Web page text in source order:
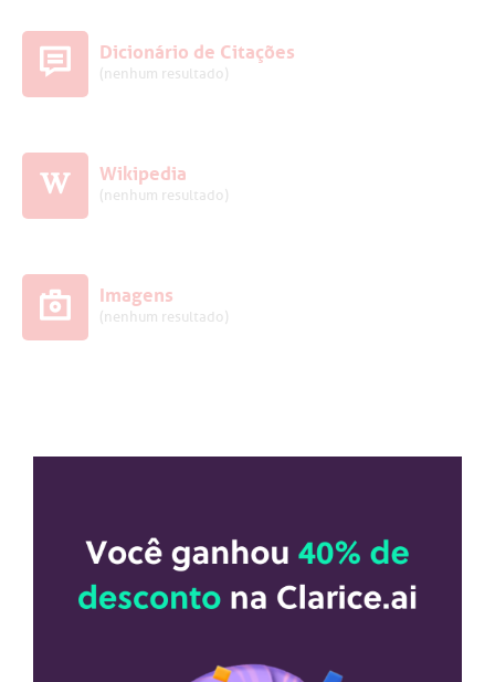
Dicionário de Citações
(nenhum resultado)
Wikipedia
(nenhum resultado)
Imagens
(nenhum resultado)